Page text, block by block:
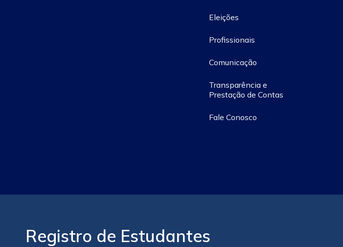
Registro de Estudantes
Eleições
Profissionais
Comunicação
Transparência e
Prestação de Contas
Fale Conosco